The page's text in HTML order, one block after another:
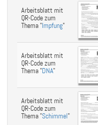
Arbeitsblatt mit
QR-Code zum
Thema "Impfung"
Arbeitsblatt mit
QR-Code zum
Thema "DNA"
Arbeitsblatt mit
QR-Code zum
Thema "Schimmel"